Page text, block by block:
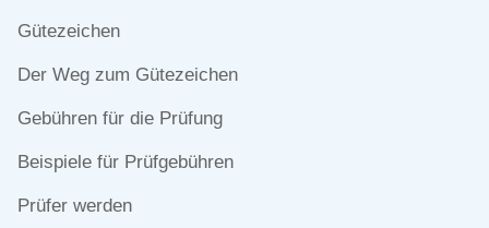
Gütezeichen
Der Weg zum Gütezeichen
Gebühren für die Prüfung
Beispiele für Prüfgebühren
Prüfer werden